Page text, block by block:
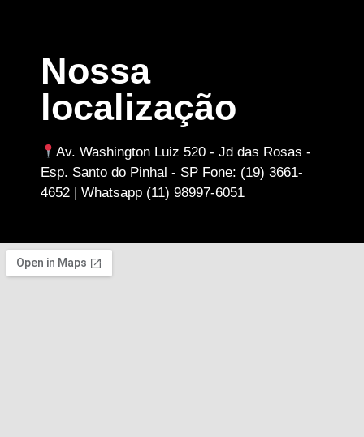
Nossa
localização
Av. Washington Luiz 520 - Jd das Rosas -
Esp. Santo do Pinhal - SP Fone: (19) 3661-
4652 | Whatsapp (11) 98997-6051